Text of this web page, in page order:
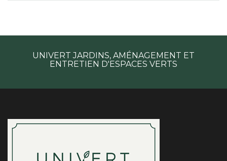
UNIVERT JARDINS, AMÉNAGEMENT ET
ENTRETIEN D'ESPACES VERTS